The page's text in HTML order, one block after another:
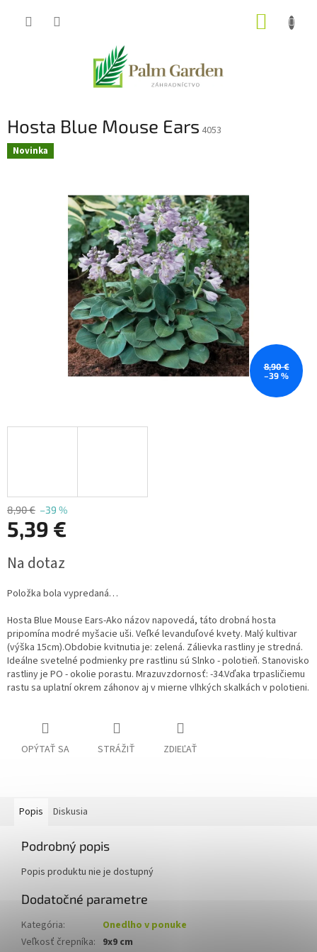
Hosta Blue Mouse Ears 4053
Novinka
8,90 €
–39 %
8,90 € –39 %
5,39 €
cena:
Na dotaz
Položka bola vypredaná…
Hosta Blue Mouse Ears-Ako názov napovedá, táto drobná hosta
pripomína modré myšacie uši. Veľké levanduľové kvety. Malý kultivar
(výška 15cm).Obdobie kvitnutia je: zelená. Zálievka rastliny je stredná.
Ideálne svetelné podmienky pre rastlinu sú Slnko - polotieň. Stanovisko
rastliny je PO - okolie porastu. Mrazuvzdornosť: -34.Vďaka trpasličiemu
rastu sa uplatní okrem záhonov aj v mierne vlhkých skalkách v polotieni.
OPÝTAŤ SA STRÁŽIŤ ZDIEĽAŤ
Popis Diskusia
Podrobný popis
Popis produktu nie je dostupný
Dodatočné parametre
Kategória:
Onedlho v ponuke
Veľkosť črepníka: 9x9 cm